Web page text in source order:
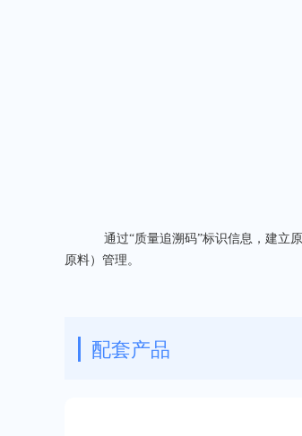
通过“质量追溯码”标识信息，建立
原料）管理。
配套产品